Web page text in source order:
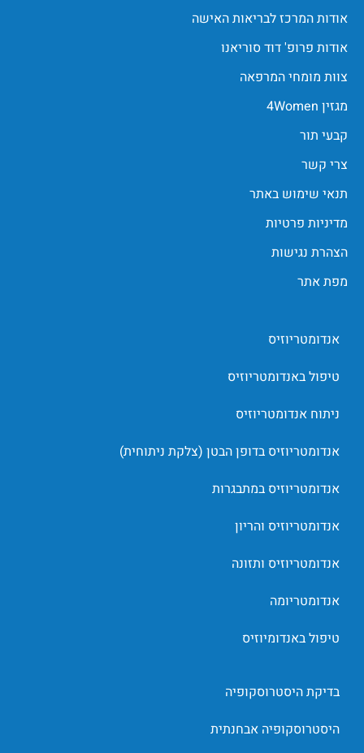
אודות המרכז לבריאות האישה
אודות פרופ' דוד סוריאנו
צוות מומחי המרפאה
מגזין 4Women
קבעי תור
צרי קשר
תנאי שימוש באתר
מדיניות פרטיות
הצהרת נגישות
מפת אתר
אנדומטריוזיס
טיפול באנדומטריוזיס
ניתוח אנדומטריוזיס
אנדומטריוזיס בדופן הבטן (צלקת ניתוחית)
אנדומטריוזיס במתבגרות
אנדומטריוזיס והריון
אנדומטריוזיס ותזונה
אנדומטריומה
טיפול באנדומיוזיס
בדיקת היסטרוסקופיה
היסטרוסקופיה אבחנתית